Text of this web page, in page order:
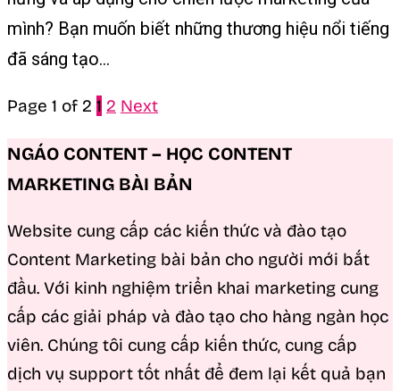
mình? Bạn muốn biết những thương hiệu nổi tiếng
đã sáng tạo...
Page 1 of 2 1 2 Next
NGÁO CONTENT – HỌC CONTENT
MARKETING BÀI BẢN
Website cung cấp các kiến thức và đào tạo
Content Marketing bài bản cho người mới bắt
đầu. Với kinh nghiệm triển khai marketing cung
cấp các giải pháp và đào tạo cho hàng ngàn học
viên. Chúng tôi cung cấp kiến thức, cung cấp
dịch vụ support tốt nhất để đem lại kết quả bạn